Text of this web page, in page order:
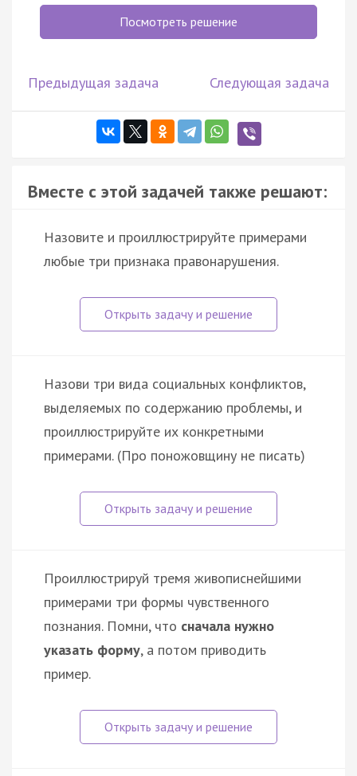
Посмотреть решение
Предыдущая задача Следующая задача
Вместе с этой задачей также решают:
Назовите и проиллюстрируйте примерами
любые три признака правонарушения.
Назови три вида социальных конфликтов,
выделяемых по содержанию проблемы, и
проиллюстрируйте их конкретными
примерами. (Про поножовщину не писать)
Проиллюстрируй тремя живописнейшими
примерами три формы чувственного
познания. Помни, что сначала нужно
указать форму, а потом приводить
пример.